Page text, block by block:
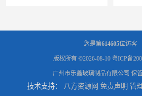
您是第614605位访客
版权所有 ©2026-08-10 粤ICP备
广州市乐鑫玻璃制品有限公司 保
技术支持： 八方资源网 免责声明 管